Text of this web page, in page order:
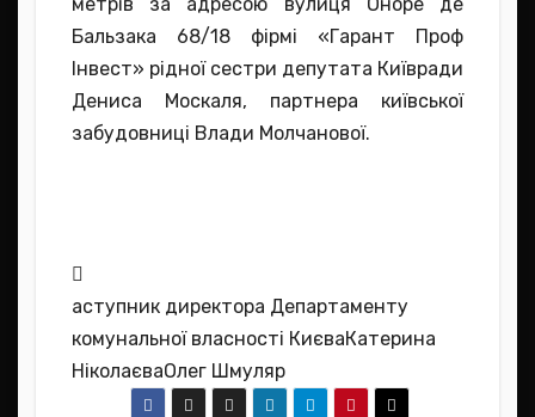
Бальзака 68/18 фірмі «Гарант Проф
Інвест» рідної сестри депутата Київради
Дениса Москаля, партнера київської
забудовниці Влади Молчанової.
аступник директора Департаменту
комунальної власності КиєваКатерина
НіколаєваОлег Шмуляр